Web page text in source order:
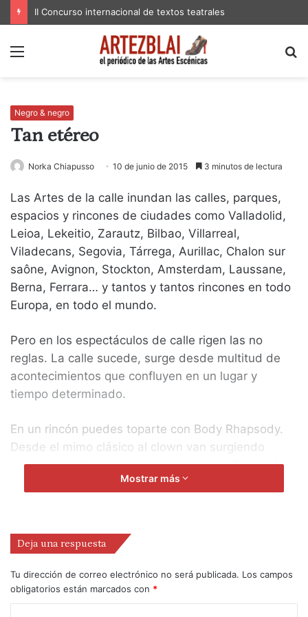
II Concurso internacional de textos teatrales
Menú
Negro & negro
Tan etéreo
Norka Chiapusso 10 de junio de 2015 3 minutos de lectura
Las Artes de la calle inundan las calles, parques,
espacios y rincones de ciudades como Valladolid,
Leioa, Lekeitio, Zarautz, Bilbao, Villarreal,
Viladecans, Segovia, Tárrega, Aurillac, Chalon sur
saône, Avignon, Stockton, Amsterdam, Laussane,
Berna, Ferrara… y tantos y tantos rincones en todo
Europa, en todo el mundo.
Pero en los espectáculos de calle rigen las no
reglas. La calle sucede, surge desde multitud de
acontecimientos que confluyen en un lugar y
tiempo determinado.
En un rincón puedes toparte con Body Rhapsody.
Desde el mimo clásico al clown van surgiendo
personajes, títeres creados con una rodilla, con la
barriga, con el pie…personajes entrañables de
parte de un cuerpo ajeno, le ponen alma y mueren
ante el aplauso de un público que seguramente
volverá a buscar personajes similares o distintos a
los creados por Hugo. Pequeñas dosis de poesía,
que bien podrían ser la semilla de una gran pasión.
Mostrar más
Deja una respuesta
Tu dirección de correo electrónico no será publicada. Los campos
obligatorios están marcados con *